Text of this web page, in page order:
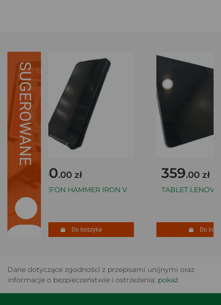
SUGEROWANE
350.00 zł
TELEFON HAMMER IRON V
Do koszyka
359.00 zł
TABLET LENOVO
Do
Dane dotyczące zgodności z przepisami unijnymi oraz
informacje o bezpieczeństwie i ostrzeżenia: pokaż